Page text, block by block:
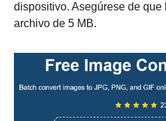
dispositivo. Asegúrese de que
archivo de 5 MB.